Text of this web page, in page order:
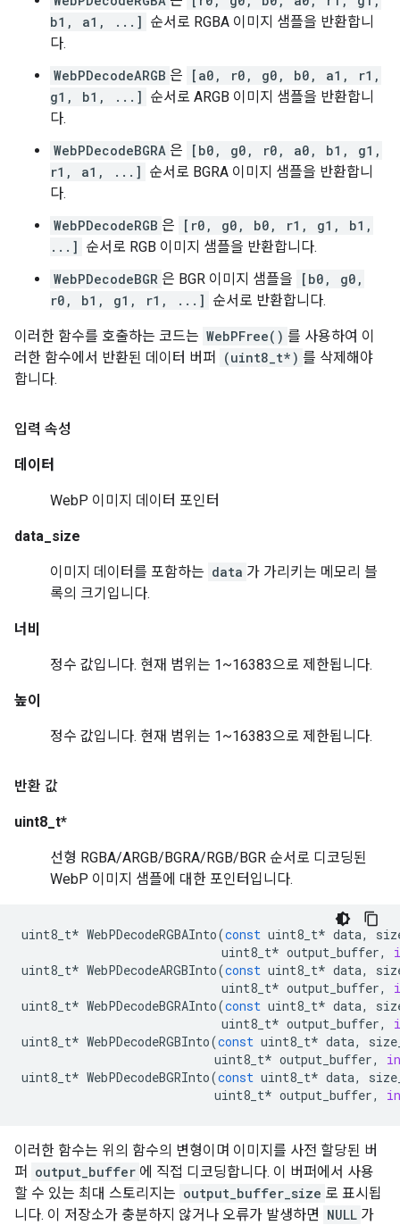
b1, a1, ...] 순서로 RGBA 이미지 샘플을 반환합니
다.
WebPDecodeARGB 은
[a0, r0, g0, b0, a1, r1,
g1, b1, ...] 순서로 ARGB 이미지 샘플을 반환합니
다.
WebPDecodeBGRA 은
[b0, g0, r0, a0, b1, g1,
r1, a1, ...] 순서로 BGRA 이미지 샘플을 반환합니
다.
WebPDecodeRGB 은
[r0, g0, b0, r1, g1, b1,
...] 순서로 RGB 이미지 샘플을 반환합니다.
WebPDecodeBGR 은 BGR 이미지 샘플을
[b0, g0,
r0, b1, g1, r1, ...] 순서로 반환합니다.
이러한 함수를 호출하는 코드는 WebPFree() 를 사용하여 이
러한 함수에서 반환된 데이터 버퍼
(uint8_t*) 를 삭제해야
합니다.
입력 속성
데이터
WebP 이미지 데이터 포인터
data_size
이미지 데이터를 포함하는 data 가 가리키는 메모리 블
록의 크기입니다.
너비
정수 값입니다. 현재 범위는 1~16383으로 제한됩니다.
높이
정수 값입니다. 현재 범위는 1~16383으로 제한됩니다.
반환 값
uint8_t*
선형 RGBA/ARGB/BGRA/RGB/BGR 순서로 디코딩된
WebP 이미지 샘플에 대한 포인터입니다.
uint8_t* WebPDecodeRGBAInto(const uint8_t* data,
uint8_t* output_buffer,
uint8_t* WebPDecodeARGBInto(const uint8_t* data,
uint8_t* output_buffer,
uint8_t* WebPDecodeBGRAInto(const uint8_t* data,
uint8_t* output_buffer,
uint8_t* WebPDecodeRGBInto(const uint8_t* data,
uint8_t* output_buffer,
uint8_t* WebPDecodeBGRInto(const uint8_t* data,
uint8_t* output_buffer,
이러한 함수는 위의 함수의 변형이며 이미지를 사전 할당된 버
퍼
output_buffer 에 직접 디코딩합니다. 이 버퍼에서 사용
할 수 있는 최대 스토리지는 output_buffer_size 로 표시됩
니다. 이 저장소가 충분하지 않거나 오류가 발생하면 NULL 가